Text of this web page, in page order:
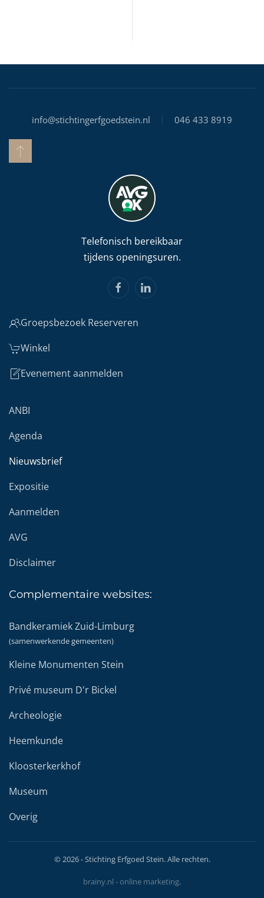
info@stichtingerfgoedstein.nl 046 433 8919
Telefonisch bereikbaar
tijdens openingsuren.
Groepsbezoek Reserveren
Winkel
Evenement aanmelden
ANBI
Agenda
Nieuwsbrief
Expositie
Aanmelden
AVG
Disclaimer
Complementaire websites:
Bandkeramiek Zuid-Limburg
(samenwerkende gemeenten)
Kleine Monumenten Stein
Privé museum D'r Bickel
Archeologie
Heemkunde
Kloosterkerkhof
Museum
Overig
©2026- Stichting Erfgoed Stein. Alle rechten.
brainy.nl - online marketing.